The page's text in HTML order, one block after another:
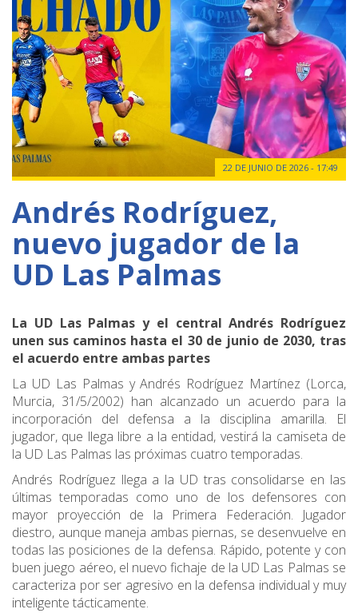
22 DE JUNIO DE 2026 - 17:49
Andrés Rodríguez,
nuevo jugador de la
UD Las Palmas
La UD Las Palmas y el central Andrés Rodríguez
unen sus caminos hasta el 30 de junio de 2030, tras
el acuerdo entre ambas partes
La UD Las Palmas y Andrés Rodríguez Martínez (Lorca,
Murcia, 31/5/2002) han alcanzado un acuerdo para la
incorporación del defensa a la disciplina amarilla. El
jugador, que llega libre a la entidad, vestirá la camiseta de
la UD Las Palmas las próximas cuatro temporadas.
Andrés Rodríguez llega a la UD tras consolidarse en las
últimas temporadas como uno de los defensores con
mayor proyección de la Primera Federación. Jugador
diestro, aunque maneja ambas piernas, se desenvuelve en
todas las posiciones de la defensa. Rápido, potente y con
buen juego aéreo, el nuevo fichaje de la UD Las Palmas se
caracteriza por ser agresivo en la defensa individual y muy
inteligente tácticamente.